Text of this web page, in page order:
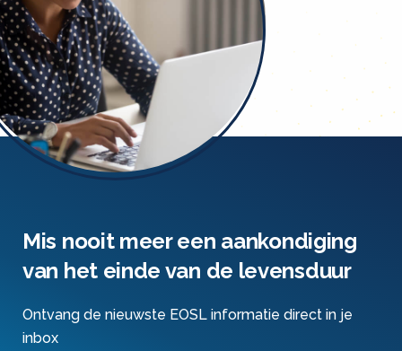
Mis nooit meer een aankondiging
van het einde van de levensduur
Ontvang de nieuwste EOSL informatie direct in je
inbox